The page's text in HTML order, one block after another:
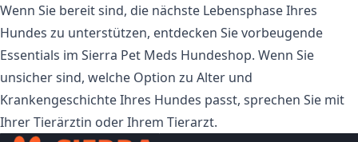
Wenn Sie bereit sind, die nächste Lebensphase Ihres
Hundes zu unterstützen, entdecken Sie vorbeugende
Essentials im Sierra Pet Meds Hundeshop. Wenn Sie
unsicher sind, welche Option zu Alter und
Krankengeschichte Ihres Hundes passt, sprechen Sie mit
Ihrer Tierärztin oder Ihrem Tierarzt.